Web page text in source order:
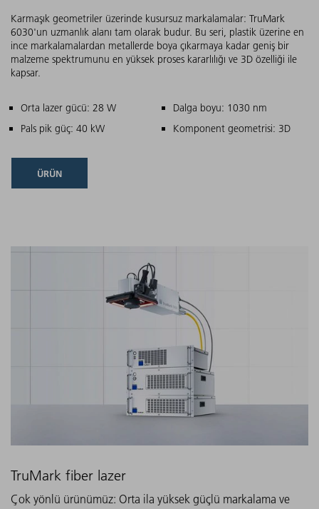
Karmaşık geometriler üzerinde kusursuz markalamalar: TruMark
6030'un uzmanlık alanı tam olarak budur. Bu seri, plastik üzerine en
ince markalamalardan metallerde boya çıkarmaya kadar geniş bir
malzeme spektrumunu en yüksek proses kararlılığı ve 3D özelliği ile
kapsar.
Ana özellikler
Orta lazer gücü: 28 W
Dalga boyu: 1030 nm
Pals pik güç: 40 kW
Komponent geometrisi: 3D
ÜRÜN
TruMark fiber lazer
Çok yönlü ürünümüz: Orta ila yüksek güçlü markalama ve